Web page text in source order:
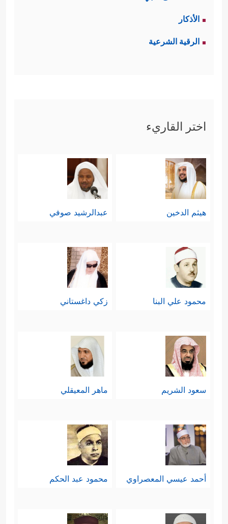
الأذكار
الرقية الشرعية
اختر القاريء
هيثم الدخين عبدالرشيد صوفي
محمود علي البنا زكي داغستاني
سعود الشريم ماهر المعيقلي
أحمد عيسي المعصراوي محمود عبد الحكم